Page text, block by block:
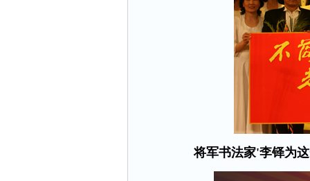
将军书法家'李铎为